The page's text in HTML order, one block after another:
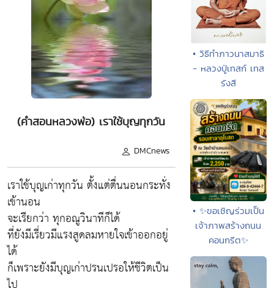
(คำสอนหลวงพ่อ) เราใช้บุญทุกวัน
DMCnews
เราใช้บุญเก่าทุกวัน ตั้งแต่ตื่นนอนกระทั่ง
เข้านอน
จะเรียกว่า ทุกอณูวินาทีก็ได้
ที่ยังมีเรี่ยวมีแรงสูดลมหายใจเข้าออกอยู่
ได้
ก็เพราะยังมีบุญเก่าปรนเปรอให้ชีวิตเป็น
• วิธีทำภาวนาสมาธิ
- หลวงปู่เทสก์ เทส
รังสี
• ✨ขอเชิญร่วมเป็น
เจ้าภาพสร้างถนน
คอนกรีต✨